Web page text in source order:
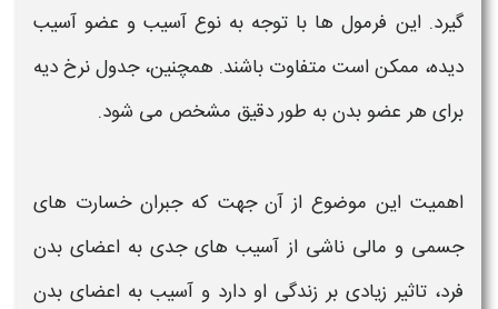
گیرد. این فرمول ها با توجه به نوع آسیب و عضو آسیب
دیده، ممکن است متفاوت باشند. همچنین،جدول نرخ دیه
برای هر عضو بدنبه طور دقیق مشخص می شود.
اهمیت این موضوع از آن جهت که جبران خسارت های
جسمی و مالی ناشی از آسیب های جدی به اعضای بدن
فرد، تاثیر زیادی بر زندگی او دارد و آسیب به اعضای بدن